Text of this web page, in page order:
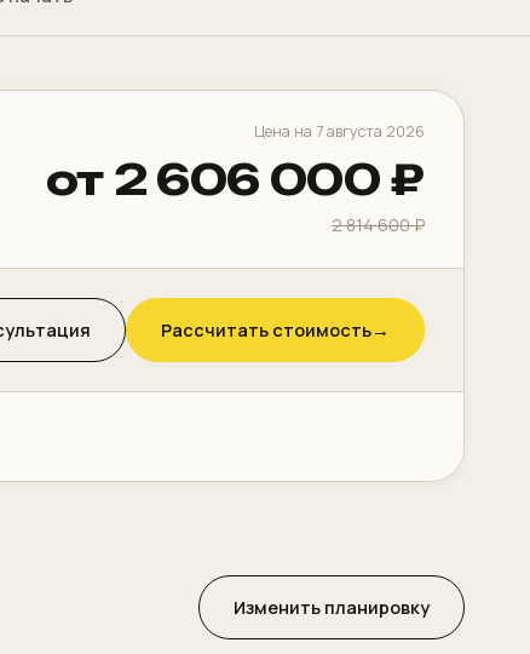
Цена на 7 августа 2026
от 2 606 000 ₽
2 814 600 ₽
Рассчитать стоимость→
Изменить планировку